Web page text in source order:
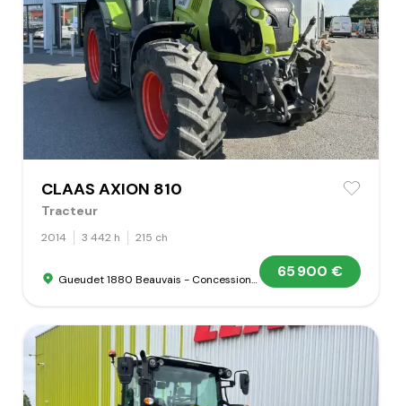
CLAAS AXION 810
Tracteur
2014 3 442 h 215 ch
Gueudet 1880 Beauvais - Concession Claas 65 900 €